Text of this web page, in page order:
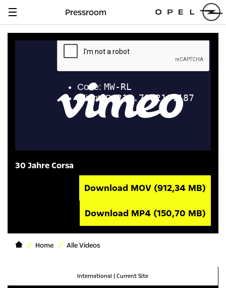
Navigation
Pressroom
30 Jahre Corsa
Download MOV (912,34 MB)
Download MP4 (150,70 MB)
Home Alle Videos
International | Current Site